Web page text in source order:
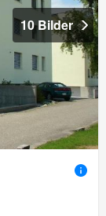
10 Bilder